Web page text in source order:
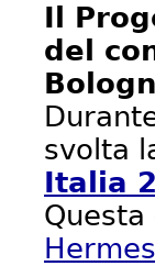
Il
del
svolta
Italia